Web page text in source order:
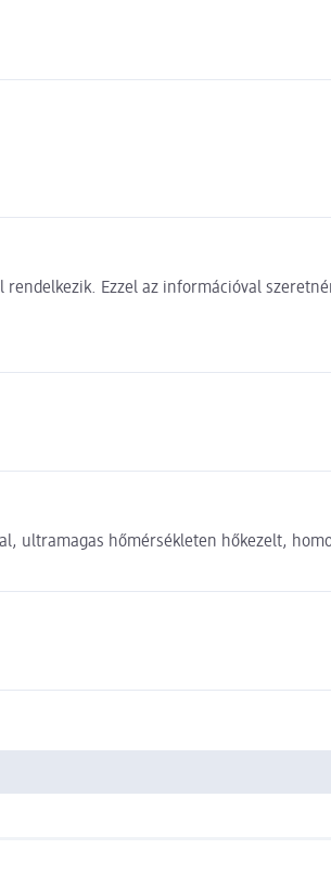
Ezzel az információval
ultramagas hőmérsékleten hőkezelt,